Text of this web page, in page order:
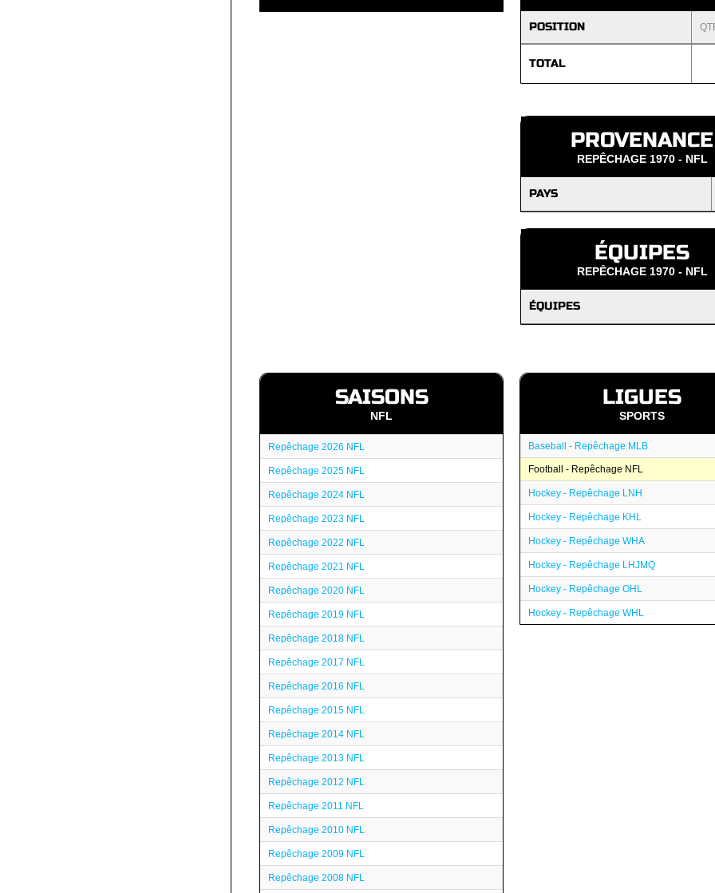
POSITION
TOTAL
PROVENANCE
REPÊCHAGE 1970 - NFL
PAYS
ÉQUIPES
REPÊCHAGE 1970 - NFL
ÉQUIPES
SAISONS
NFL
Repêchage 2026 NFL
Repêchage 2025 NFL
Repêchage 2024 NFL
Repêchage 2023 NFL
Repêchage 2022 NFL
Repêchage 2021 NFL
Repêchage 2020 NFL
Repêchage 2019 NFL
Repêchage 2018 NFL
Repêchage 2017 NFL
Repêchage 2016 NFL
Repêchage 2015 NFL
Repêchage 2014 NFL
Repêchage 2013 NFL
Repêchage 2012 NFL
Repêchage 2011 NFL
Repêchage 2010 NFL
Repêchage 2009 NFL
Repêchage 2008 NFL
LIGUES
SPORTS
Baseball - Repêchage MLB
Football - Repêchage NFL
Hockey - Repêchage LNH
Hockey - Repêchage KHL
Hockey - Repêchage WHA
Hockey - Repêchage LHJMQ
Hockey - Repêchage OHL
Hockey - Repêchage WHL